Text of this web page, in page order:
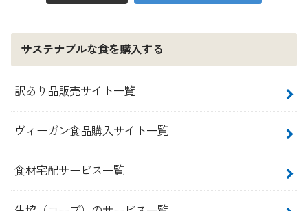
サステナブルな食を購入する
訳あり品販売サイト一覧
ヴィーガン食品購入サイト一覧
食材宅配サービス一覧